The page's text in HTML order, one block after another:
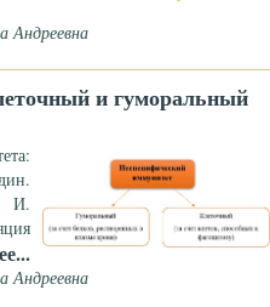
Андреевна
и гуморальный
И.
Андреевна